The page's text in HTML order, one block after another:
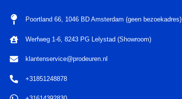
Poortland 66, 1046 BD Amsterdam (geen bezoekadres)
Werfweg 1-6, 8243 PG Lelystad (Showroom)
klantenservice@prodeuren.nl
+31851248878